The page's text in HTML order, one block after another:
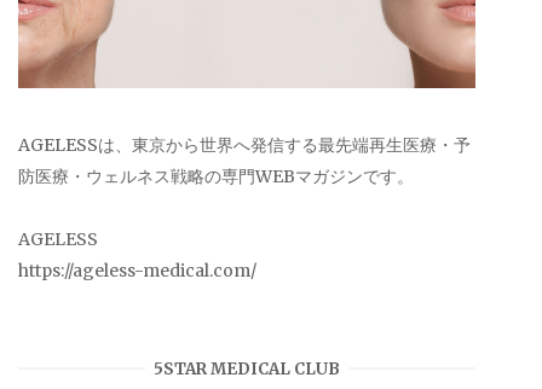
AGELESSは、東京から世界へ発信する最先端再生医療・予
防医療・ウェルネス戦略の専門WEBマガジンです。
AGELESS
https://ageless-medical.com/
5STAR MEDICAL CLUB